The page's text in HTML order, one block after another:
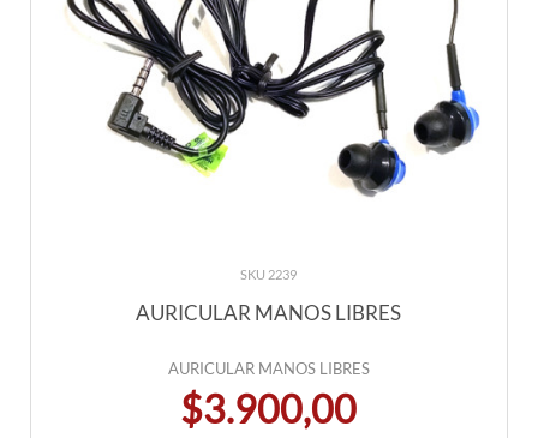
SKU 2239
AURICULAR MANOS LIBRES
AURICULAR MANOS LIBRES
$3.900,00